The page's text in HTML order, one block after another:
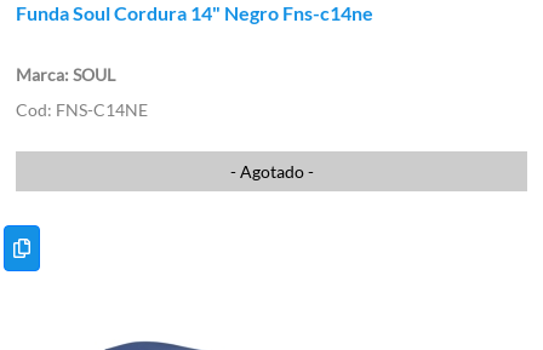
Funda Soul Cordura 14" Negro Fns-c14ne
SOUL
FNS-C14NE
- Agotado -